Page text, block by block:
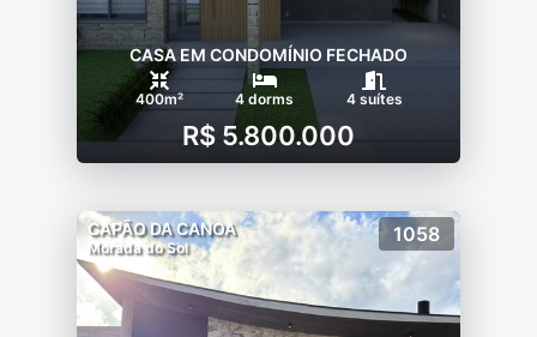
CASA EM CONDOMÍNIO FECHADO
400m² 4 dorms 4 suítes
R$ 5.800.000
CAPÃO DA CANOA
Morada do Sol
1058